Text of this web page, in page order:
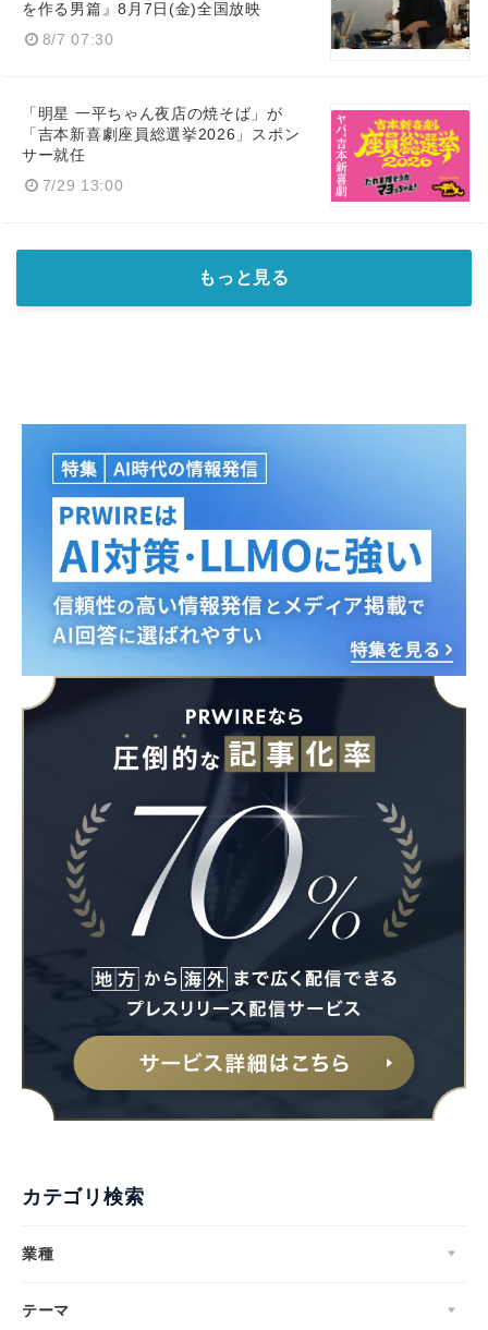
を作る男篇』8月7日(金)全国放映
8/7 07:30
「明星 一平ちゃん夜店の焼そば」が
「吉本新喜劇座員総選挙2026」スポン
サー就任
7/29 13:00
もっと見る
カテゴリ検索
業種
テーマ